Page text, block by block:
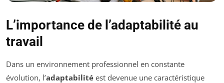
L’importance de l’adaptabilité au
travail
Dans un environnement professionnel en constante
évolution, l’adaptabilité est devenue une caractéristique